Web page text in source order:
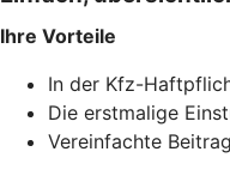
Ihre Vorteile
In der Kfz-
Die erstmalige
Vereinfachte